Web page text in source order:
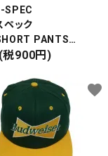
SPEC
ペック
PANTS
ートパンツ
モ
税900円)
favorite